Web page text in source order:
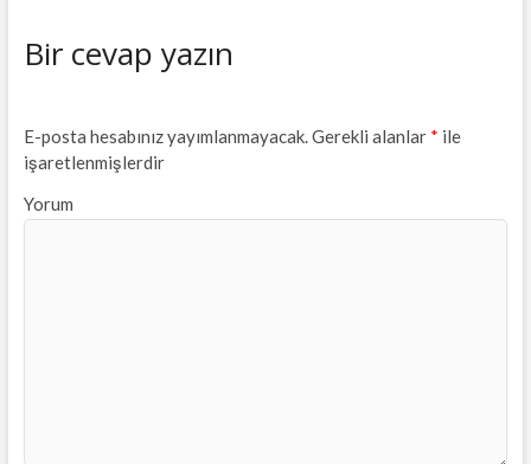
Bir cevap yazın
E-posta hesabınız yayımlanmayacak.Gerekli alanlar * ile
işaretlenmişlerdir
Yorum